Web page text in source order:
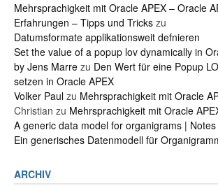
Mehrsprachigkeit mit Oracle APEX – Oracle
Erfahrungen – Tipps und Tricks zu
Datumsformate applikationsweit defnieren
Set the value of a popup lov dynamically in
by Jens Marre zu Den Wert für eine Popup
setzen in Oracle APEX
Volker Paul zu Mehrsprachigkeit mit Oracle
Christian zu Mehrsprachigkeit mit Oracle
A generic data model for organigrams |
Ein generisches Datenmodell für
ARCHIV